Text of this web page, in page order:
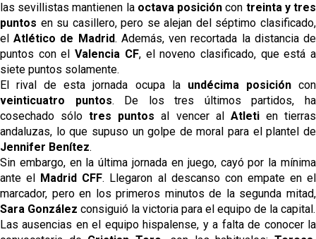
las sevillistas mantienen la octava posicióncon treinta y tres
puntos en su casillero, pero se alejan del séptimo clasificado,
elAtlético de Madrid. Además, ven recortada la distancia de
puntos con elValencia CF, el noveno clasificado, que está a
siete puntos solamente.
El rival de esta jornada ocupa la undécima posicióncon
veinticuatro puntos. De los tres últimos partidos, ha
cosechado sólotres puntos al vencer al Atletien tierras
andaluzas, lo que supuso un golpe de moral para el plantel de
Jennifer Benítez.
Sin embargo, en la última jornada en juego, cayó por la mínima
ante el
Madrid CFF. Llegaron al descanso con empate en el
marcador, pero en los primeros minutos de la segunda mitad,
Sara González consiguió la victoria para el equipo de la capital.
Las ausencias en el equipo hispalense, y a falta de conocer la